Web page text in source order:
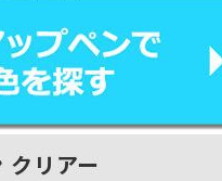
クリアー